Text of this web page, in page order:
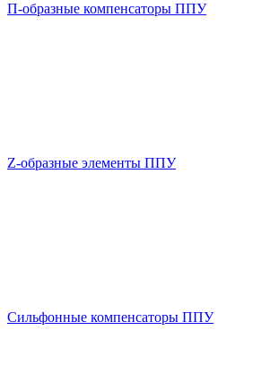
П-образные компенсаторы ППУ
Z-образные элементы ППУ
Сильфонные компенсаторы ППУ